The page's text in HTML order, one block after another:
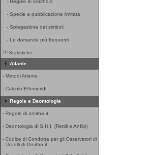
- Regole di ornitho.it
- Specie a pubblicazione limitata
- Spiegazione dei simboli
- Le domande più frequenti
Statistiche
Atlante
- Metodi Atlante
- Calcolo Effemeridi
Regole e Deontologie
- Regole di ornitho.it
- Deontologia di S.H.I. (Rettili e Anfibi)
- Codice di Condotta per gli Osservatori di
Uccelli di Ornitho.it